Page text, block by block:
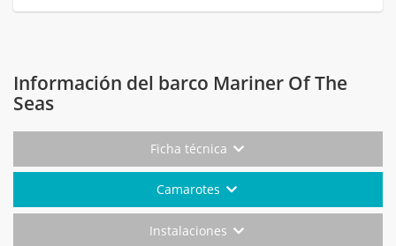
Información del barco Mariner Of The
Seas
Ficha técnica
Camarotes
Instalaciones